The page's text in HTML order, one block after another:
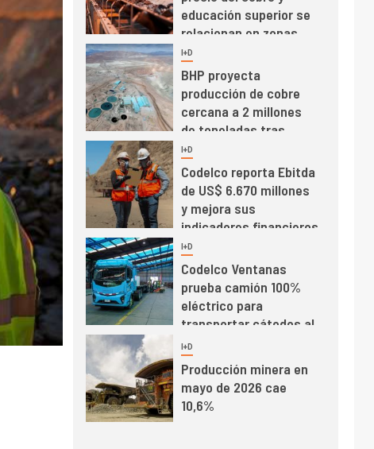
educación superior se
relacionan en zonas
mineras
6 I+D
BHP proyecta
producción de cobre
cercana a 2 millones
de toneladas tras
récord en Escondida
I+D
Codelco reporta Ebitda
de US$ 6.670 millones
y mejora sus
indicadores financieros
1 I+D
Codelco Ventanas
prueba camión 100%
eléctrico para
transportar cátodos al
2 I+D
Producción minera en
mayo de 2026 cae
10,6%